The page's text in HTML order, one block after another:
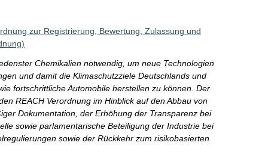
zur Registrierung, Bewertung, Zulassung und
Chemikalien notwendig, um neue Technologien
und damit die Klimaschutzziele Deutschlands und
fortschrittliche Automobile herstellen zu können. Der
REACH Verordnung im Hinblick auf den Abbau von
Dokumentation, der Erhöhung der Transparenz bei
sowie parlamentarische Beteiligung der Industrie bei
sowie der Rückkehr zum risikobasierten